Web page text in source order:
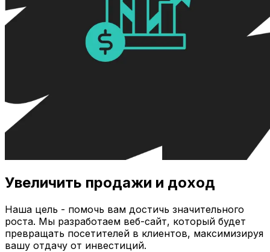
Увеличить продажи и доход
Наша цель - помочь вам достичь значительного
роста. Мы разработаем веб-сайт, который будет
превращать посетителей в клиентов, максимизируя
вашу отдачу от инвестиций.